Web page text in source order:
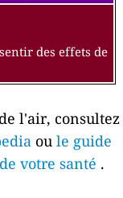
des effets de
l'air, consultez
ou le guide
votre santé .